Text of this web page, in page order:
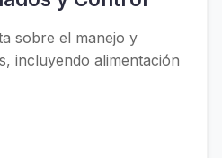
sobre el manejo y
incluyendo alimentación